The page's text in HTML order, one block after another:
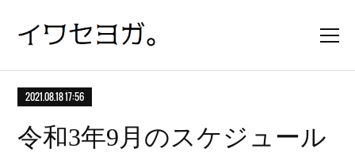
2021.08.18 17:56
令和3年9月のスケジュール